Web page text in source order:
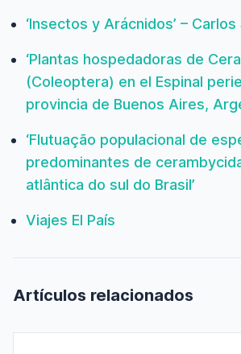
‘Insectos y Arácnidos’ –
‘Plantas hospedadoras de
(Coleoptera) en el Espinal
provincia de Buenos Aires,
‘Flutuação populacional de
predominantes de
atlântica do sul do Brasil’
Viajes El País
Artículos relacionados